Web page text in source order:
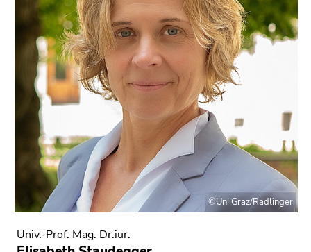
©Uni Graz/Radlinger
Univ.-Prof. Mag. Dr.iur.